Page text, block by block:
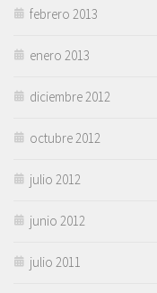
febrero 2013
enero 2013
diciembre 2012
octubre 2012
julio 2012
junio 2012
julio 2011